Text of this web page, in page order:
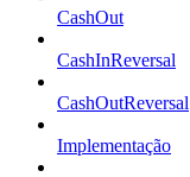
CashOut
CashInReversal
CashOutReversal
Implementação